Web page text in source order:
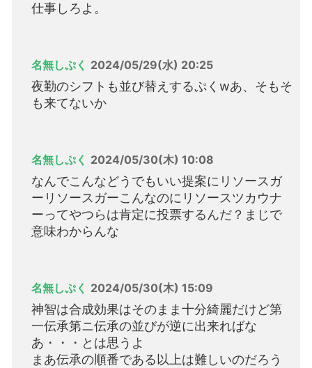
仕事しろよ。
名無しぷく 2024/05/29(水) 20:25
夜勤のシフトも並び替えするぷくwあ、そもそ
も来てないか
名無しぷく 2024/05/30(木) 10:08
なんでこんなどうでもいい提案にリソースガ
ーリソースガーこんなのにリソースツカウナ
ーってやつらは肯定に投票するんだ？まじで
意味わからんな
名無しぷく 2024/05/30(木) 15:09
神智は合成効果はそのまま十分綺麗だけど第
一伝承第ニ伝承の並びが逆に出来ればな
あ・・・とは思うよ
まあ伝承の順番である以上は難しいのだろう